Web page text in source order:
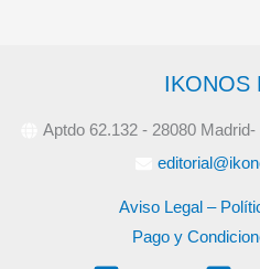
IKONOS
Aptdo 62.132 - 28080 Madrid-
Aviso Legal –
Pago y